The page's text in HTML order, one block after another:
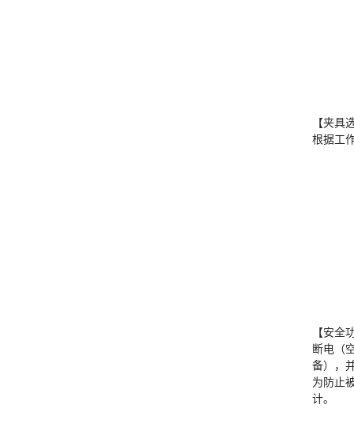
【夹具
根据工
【安全
断电（
备），
为防止
计。